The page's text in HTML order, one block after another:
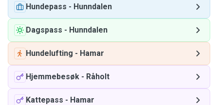
Hundepass - Hunndalen
Dagspass - Hunndalen
Hundelufting - Hamar
Hjemmebesøk - Råholt
Kattepass - Hamar